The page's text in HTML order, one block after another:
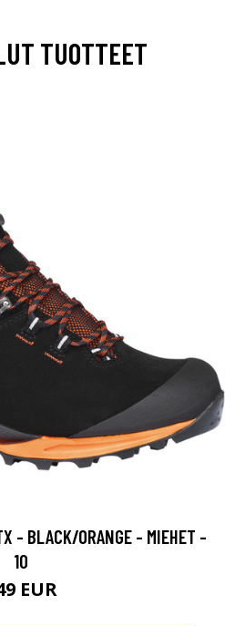
TUOTTEET
- BLACK/ORANGE - MIEHET -
10
EUR